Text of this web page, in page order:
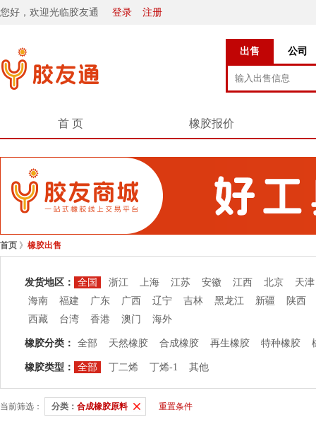
您好，欢迎光临胶友通 登录 注册
出售 公司
首 页 橡胶报价
首页 》 橡胶出售
发货地区： 全国 浙江 上海 江苏 安徽 江西 北京
天津
海南
福建 广东 广西 辽宁 吉林 黑龙江 新疆
陕西
西藏
台湾 香港 澳门 海外
橡胶分类： 全部 天然橡胶 合成橡胶 再生橡胶 特种橡胶
橡胶类型： 全部 丁二烯 丁烯-1 其他
当前筛选： 分类： 合成橡胶原料 重置条件